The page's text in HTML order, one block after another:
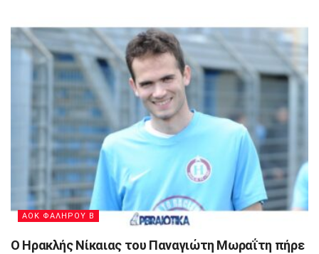
ΑΟΚ ΦΑΛΗΡΟΥ Β
Ο Ηρακλής Νίκαιας του Παναγιώτη Μωραΐτη πήρε